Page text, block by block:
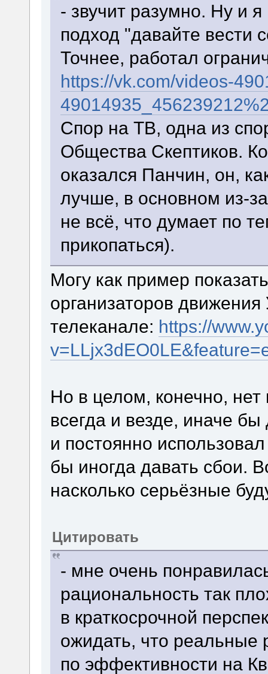
- звучит разумно. Ну и
подход "давайте вести
Точнее, работал
https://vk.com/videos-
Спор на ТВ, одна из
Общества Скептиков.
оказался Панчин, он,
лучше, в основном из-
не всё, что думает по
прикопаться).
Могу как пример
организаторов
телеканале: https://
Но в целом, конечно,
всегда и везде, иначе
и постоянно
бы иногда давать сбои.
насколько серьёзные
Цитировать
- мне очень
рациональность так
в краткосрочной
ожидать, что реальные
по эффективности на